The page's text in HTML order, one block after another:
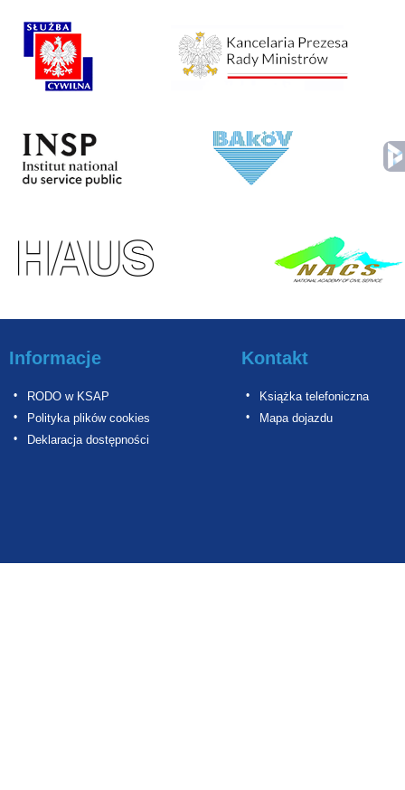
Informacje
RODO w KSAP
Polityka plików cookies
Deklaracja dostępności
Kontakt
Książka telefoniczna
Mapa dojazdu